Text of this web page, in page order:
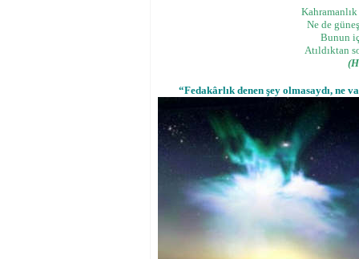
Ne de
Bunun
Atıldıktan
“Fedakârlık denen şey olmasaydı, ne